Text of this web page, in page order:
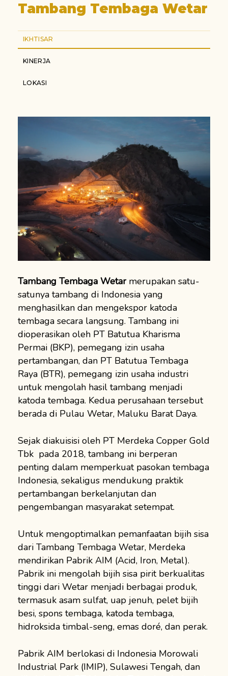
Tambang Tembaga Wetar
IKHTISAR
KINERJA
LOKASI
Tambang Tembaga Wetarmerupakan satu-
satunya tambang di Indonesia yang
menghasilkan dan mengekspor katoda
tembaga secara langsung. Tambang ini
dioperasikan oleh PT Batutua Kharisma
Permai (BKP), pemegang izin usaha
pertambangan, dan PT Batutua Tembaga
Raya (BTR), pemegang izin usaha industri
untuk mengolah hasil tambang menjadi
katoda tembaga. Kedua perusahaan tersebut
berada di Pulau Wetar, Maluku Barat Daya.
Sejak diakuisisi oleh PT Merdeka Copper Gold
Tbk pada 2018, tambang ini berperan
penting dalam memperkuat pasokan tembaga
Indonesia, sekaligus mendukung praktik
pertambangan berkelanjutan dan
pengembangan masyarakat setempat.
Untuk mengoptimalkan pemanfaatan bijih sisa
dari Tambang Tembaga Wetar, Merdeka
mendirikan Pabrik AIM (Acid, Iron, Metal).
Pabrik ini mengolah bijih sisa pirit berkualitas
tinggi dari Wetar menjadi berbagai produk,
termasuk asam sulfat, uap jenuh, pelet bijih
besi, spons tembaga, katoda tembaga,
hidroksida timbal-seng, emas doré, dan perak.
Pabrik AIM berlokasi di Indonesia Morowali
Industrial Park (IMIP), Sulawesi Tengah, dan